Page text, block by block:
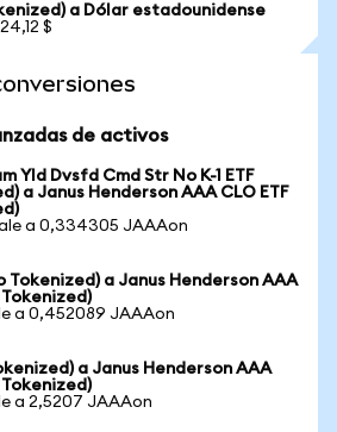
a Dólar estadounidense
$
de activos
Yld Dvsfd Cmd Str No K-1 ETF
a Janus Henderson AAA CLO ETF
a 0,334305 JAAAon
Tokenized) a Janus Henderson AAA
Tokenized)
a 0,452089 JAAAon
a Janus Henderson AAA
Tokenized)
a 2,5207 JAAAon